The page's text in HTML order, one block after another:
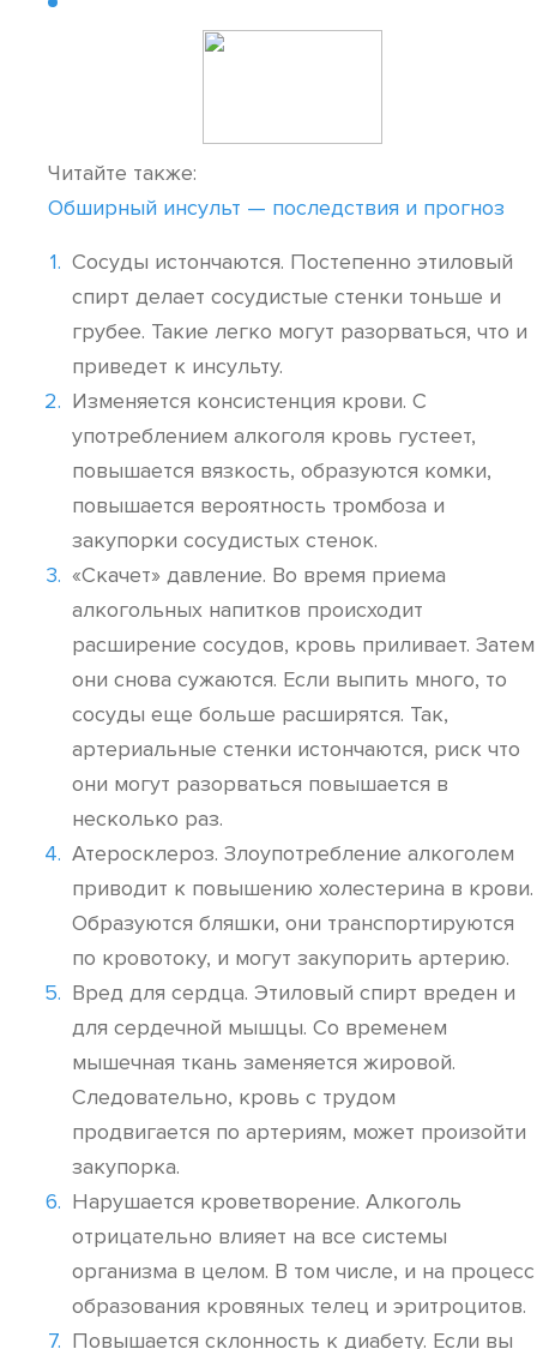
Читайте также:
Обширный инсульт — последствия и прогноз
Сосуды истончаются. Постепенно этиловый
спирт делает сосудистые стенки тоньше и
грубее. Такие легко могут разорваться, что и
приведет к инсульту.
Изменяется консистенция крови. С
употреблением алкоголя кровь густеет,
повышается вязкость, образуются комки,
повышается вероятность тромбоза и
закупорки сосудистых стенок.
«Скачет» давление. Во время приема
алкогольных напитков происходит
расширение сосудов, кровь приливает. Затем
они снова сужаются. Если выпить много, то
сосуды еще больше расширятся. Так,
артериальные стенки истончаются, риск что
они могут разорваться повышается в
несколько раз.
Атеросклероз. Злоупотребление алкоголем
приводит к повышению холестерина в крови.
Образуются бляшки, они транспортируются
по кровотоку, и могут закупорить артерию.
Вред для сердца. Этиловый спирт вреден и
для сердечной мышцы. Со временем
мышечная ткань заменяется жировой.
Следовательно, кровь с трудом
продвигается по артериям, может произойти
закупорка.
Нарушается кроветворение. Алкоголь
отрицательно влияет на все системы
организма в целом. В том числе, и на процесс
образования кровяных телец и эритроцитов.
Повышается склонность к диабету. Если вы